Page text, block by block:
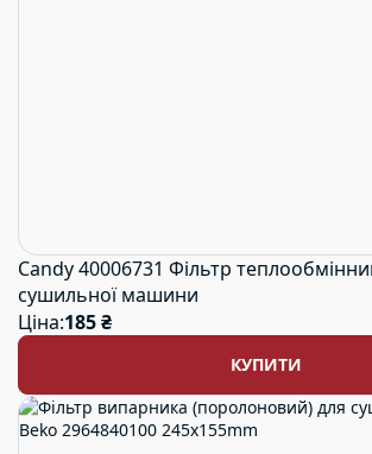
ЗНАЙДЕНО 25 ТОВАРІВ
Candy 40006731 Фільтр
сушильної машини
Ціна:185 ₴
КУПИТИ